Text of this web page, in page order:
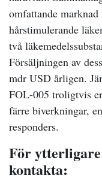
omfattande
hårstimulerande
två
Försäljningen av
mdr USD årligen.
FOL-005 troligtvis
färre biverkningar,
responders.
För
kontakta: